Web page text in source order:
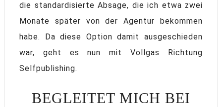
die standardisierte Absage, die ich etwa zwei
Monate später von der Agentur bekommen
habe. Da diese Option damit ausgeschieden
war, geht es nun mit Vollgas Richtung
Selfpublishing.
BEGLEITET MICH BEI